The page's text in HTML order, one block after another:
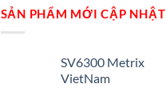
SẢN PHẨM MỚI CẬP NHẬT
SV6300 Metrix
VietNam